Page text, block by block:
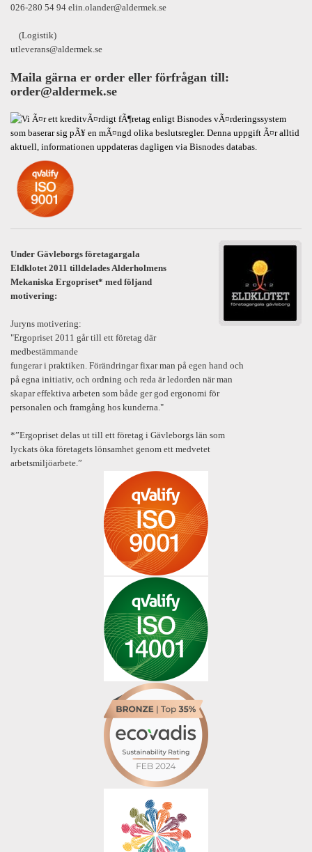
026-280 54 94 elin.olander@aldermek.se
(Logistik)
utleverans@aldermek.se
Maila gärna er order eller förfrågan till:
order@aldermek.se
Under Gävleborgs företagargala
Eldklotet 2011 tilldelades Alderholmens
Mekaniska Ergopriset* med följand
motivering:
Juryns motivering:
"Ergopriset 2011 går till ett företag där
medbestämmande
fungerar i praktiken. Förändringar fixar man på egen hand och
på egna initiativ, och ordning och reda är ledorden när man
skapar effektiva arbeten som både ger god ergonomi för
personalen och framgång hos kunderna."
*”Ergopriset delas ut till ett företag i Gävleborgs län som
lyckats öka företagets lönsamhet genom ett medvetet
arbetsmiljöarbete.”